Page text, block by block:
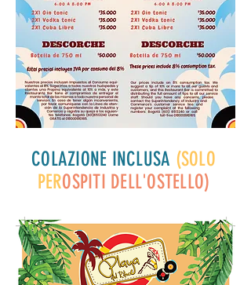
COLAZIONE INCLUSA (SOLO
PEROSPITI DELL'OSTELLO)